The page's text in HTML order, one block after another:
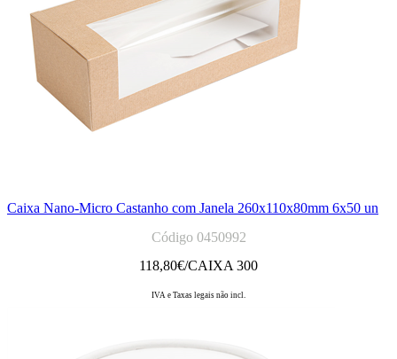
Caixa Nano-Micro Castanho com Janela 260x110x80mm 6x50 un
Código 0450992
118,80€/CAIXA 300
IVA e Taxas legais não incl.